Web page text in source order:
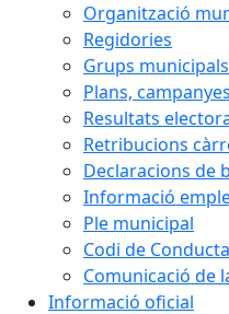
Organització
Regidories
Grups municipals
Plans,
Resultats
Retribucions
Declaracions de
Informació
Ple municipal
Codi de Conducta
Comunicació de
Informació oficial